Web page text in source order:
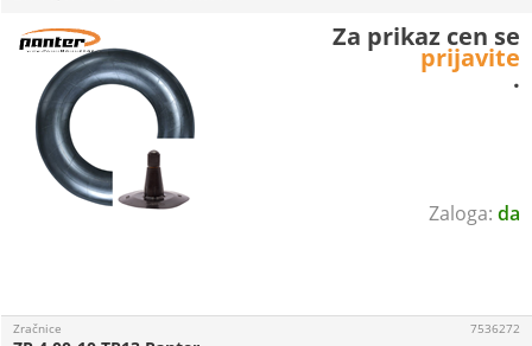
da
Za prikaz cen se
prijavite
.
Zračnice 7536272